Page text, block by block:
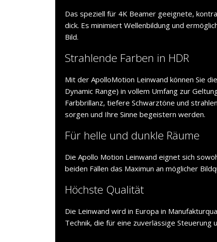
Das speziell für 4K Beamer geeignete,
dick. Es minimiert Wellenbildung und
Bild.
Strahlende Farben in HDR
Mit der ApolloMotion Leinwand können Sie
Dynamic Range) in vollem Umfang zur
Farbbrillanz, tiefere Schwarztöne und
sorgen und Ihre Sinne begeistern werden.
Für helle und dunkle Räume
Die Apollo Motion Leinwand eignet sich
beiden Fällen das Maximun an möglicher
Höchste Qualität
Die Leinwand wird in Europa in
Technik, die für eine zuverlässige Steuerung